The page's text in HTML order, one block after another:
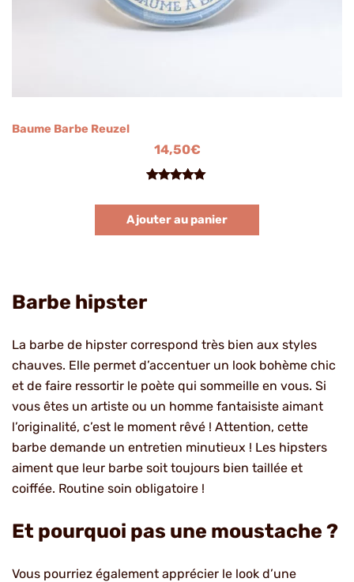
Baume Barbe Reuzel
14,50€
basé sur
Ajouter au panier
Barbe hipster
La barbe de hipster correspond très bien aux styles
chauves. Elle permet d’accentuer un look bohème chic
et de faire ressortir le poète qui sommeille en vous. Si
vous êtes un artiste ou un homme fantaisiste aimant
l’originalité, c’est le moment rêvé ! Attention, cette
barbe demande un entretien minutieux ! Les hipsters
aiment que leur barbe soit toujours bien taillée et
coiffée. Routine soin obligatoire !
Et pourquoi pas une moustache ?
Vous pourriez également apprécier le look d’une